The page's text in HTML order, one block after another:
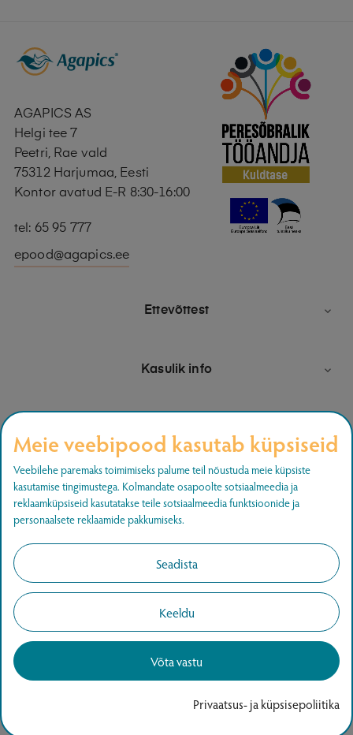
AGAPICS AS
Helgi tee 7
Peetri, Rae vald
75312 Harjumaa, Eesti
Kontor avatud E-R 8:30-16:00
tel: 65 95 777
epood@agapics.ee
Ettevõttest 
Kasulik info 
Liitu uudiskirjaga
Liitu ja saa teada uutest pakkumistest.
www.agapics.ee
kaitstud.
Meie veebipood kasutab küpsiseid
Veebilehe paremaks toimimiseks palume teil nõustuda meie küpsiste
kasutamise tingimustega. Kolmandate osapoolte sotsiaalmeedia ja
reklaamküpsiseid kasutatakse teile sotsiaalmeedia funktsioonide ja
personaalsete reklaamide pakkumiseks.
Seadista
Keeldu
Võta vastu
Privaatsus- ja küpsisepoliitika